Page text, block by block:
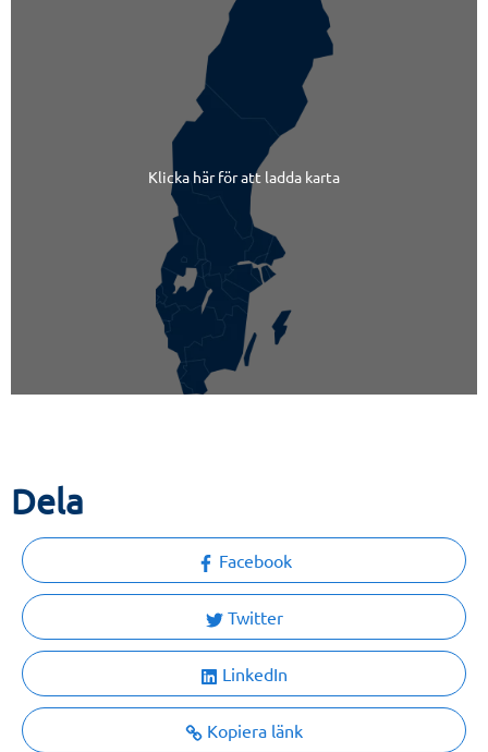
Klicka här för att ladda karta
Dela
Facebook
Twitter
LinkedIn
Kopiera länk